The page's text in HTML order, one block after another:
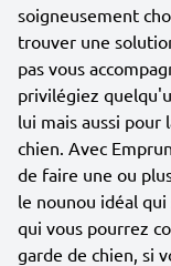
soigneusement
trouver une
pas vous
privilégiez
lui mais aussi pour
chien. Avec
de faire une ou
le nounou idéal
qui vous pourrez
garde de chien, si